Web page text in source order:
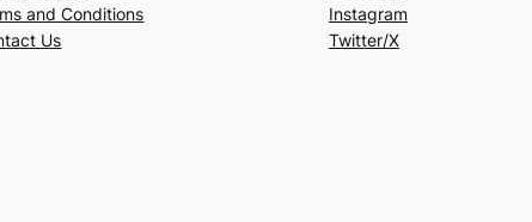
and Conditions
Us
Instagram
Twitter/X